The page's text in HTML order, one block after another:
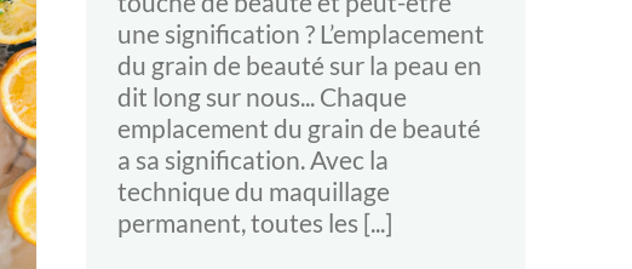
une signification ? L’emplacement
du grain de beauté sur la peau en
dit long sur nous... Chaque
emplacement du grain de beauté
a sa signification. Avec la
technique du maquillage
permanent, toutes les [...]